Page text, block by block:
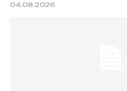
04.08.2026